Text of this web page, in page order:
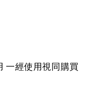
一經使用視同購買